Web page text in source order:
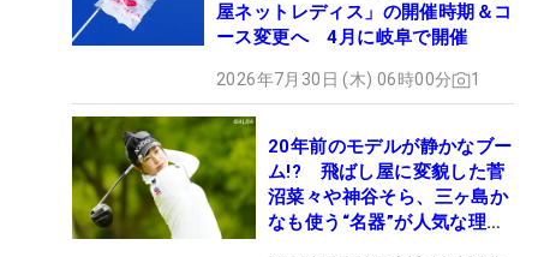
屋ネットレディス」の開催時期＆コ
ース変更へ 4月に岐阜で開催
2026年7月30日 (木) 06時00分 1
20年前のモデルが静かなブー
ム!? 飛ばし屋に変貌した菅
沼菜々や神谷そら、三ヶ島か
なも使う“名器”が人気な理由